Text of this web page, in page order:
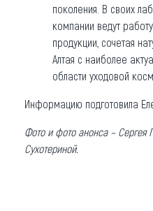
поколения. В своих
компании ведут
продукции, сочетая
Алтая с наиболее
области уходовой
Информацию подготовила
Фото и фото анонса –
Сухотериной.